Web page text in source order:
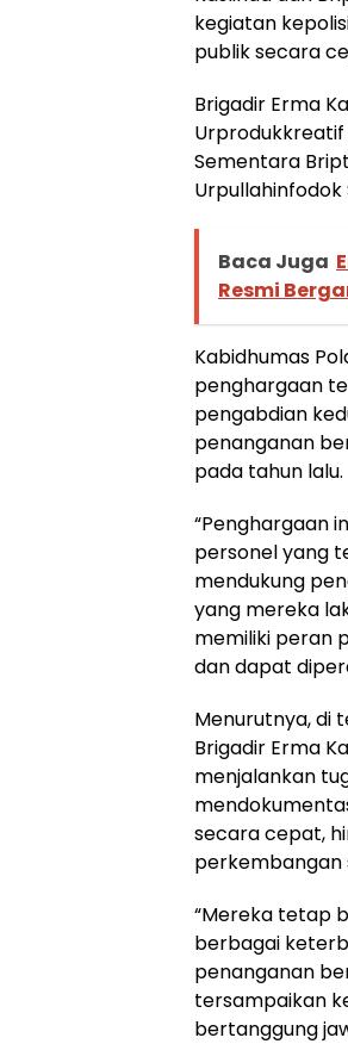
kegiatan
publik secara
Brigadir Erma
Urprodukkreatif
Sementara
Urpullahinfodok
Baca Juga
Resmi
Kabidhumas
penghargaan
pengabdian
penanganan
pada tahun lalu.
“Penghargaan
personel yang
mendukung
yang mereka
memiliki peran
dan dapat
Menurutnya, di
Brigadir Erma
menjalankan
secara cepat,
perkembangan
“Mereka tetap
berbagai
penanganan
tersampaikan
bertanggung